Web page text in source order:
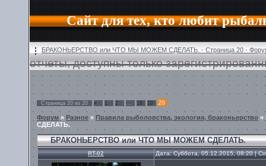
Сайт для тех, кто любит
БРАКОНЬЕРСТВО или ЧТО МЫ МОЖЕМ СДЕЛАТЬ. - Страница 20 -
отчеты, доступны только
Страница 20 из 20 « 1 2 … 18 19 20
Форум » Разное » Правила рыболовства, экология, браконьерство »
СДЕЛАТЬ.
БРАКОНЬЕРСТВО или ЧТО МЫ МОЖЕМ СДЕЛАТЬ.
RT-02 Дата: Суббота, 05.12.2015, 08:20 |